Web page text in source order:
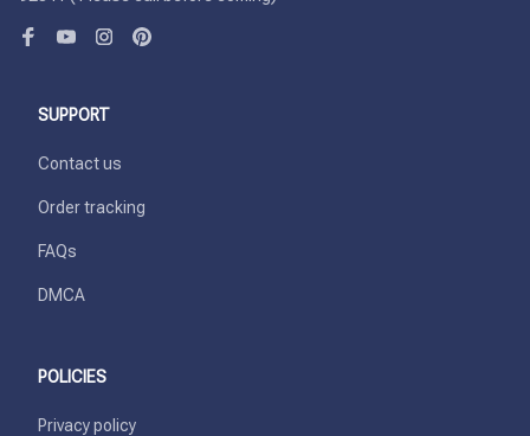
SUPPORT
Contact us
Order tracking
FAQs
DMCA
POLICIES
Privacy policy